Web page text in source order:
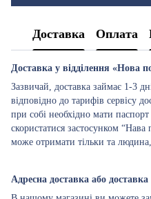
Доставка Оплата
Доставка у відділення «Нова
Зазвичай, доставка займає 1-3
відповідно до тарифів сервісу
при собі необхідно мати
скористатися застосунком
може отримати тільки та
Адресна доставка або